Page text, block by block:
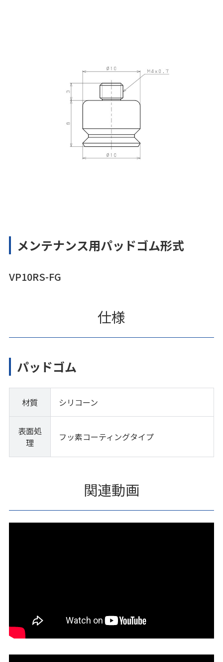
メンテナンス用パッドゴム形式
VP10RS-FG
仕様
パッドゴム
材質 シリコーン
表面処
理
フッ素コーティングタイプ
関連動画